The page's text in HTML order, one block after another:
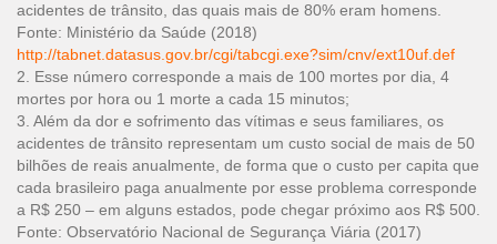
acidentes de trânsito, das quais mais de 80% eram homens.
Fonte: Ministério da Saúde (2018)
http://tabnet.datasus.gov.br/cgi/tabcgi.exe?sim/cnv/ext10uf.def
2. Esse número corresponde a mais de 100 mortes por dia, 4
mortes por hora ou 1 morte a cada 15 minutos;
3. Além da dor e sofrimento das vítimas e seus familiares, os
acidentes de trânsito representam um custo social de mais de 50
bilhões de reais anualmente, de forma que o custo per capita que
cada brasileiro paga anualmente por esse problema corresponde
a R$ 250 – em alguns estados, pode chegar próximo aos R$ 500.
Fonte: Observatório Nacional de Segurança Viária (2017)